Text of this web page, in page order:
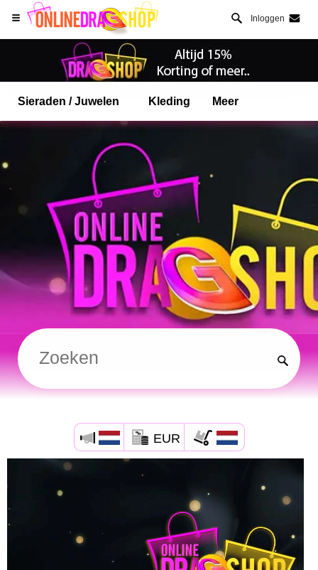
Inloggen
Sieraden / Juwelen Kleding Meer
EUR
Open Safari menu.
of klik de safari knop zoals hiernaast getoont
en klik TOEVOEGEN AAN BUREAUBLAD
onlinedragshop is nu geinstalleeerd als APP